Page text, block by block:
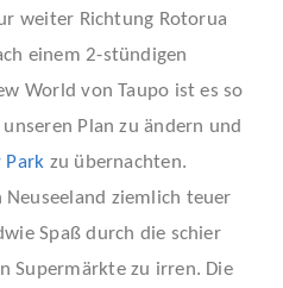
weiter Richtung Rotorua
einem 2-stündigen
World von Taupo ist es so
Plan zu ändern und
Park zu übernachten.
ziemlich teuer
Spaß durch die schier
Supermärkte zu irren. Die